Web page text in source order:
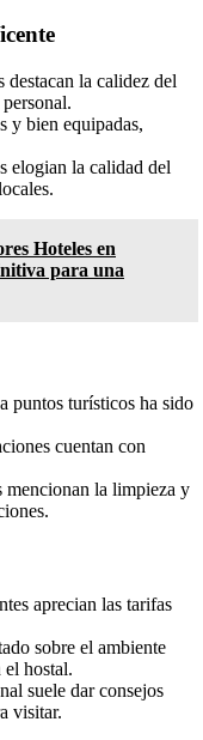
destacan la calidez del
y bien equipadas,
elogian la calidad del
Hoteles en
para una
puntos turísticos ha sido
cuentan con
mencionan la limpieza y
aprecian las tarifas
sobre el ambiente
el hostal.
suele dar consejos
visitar.